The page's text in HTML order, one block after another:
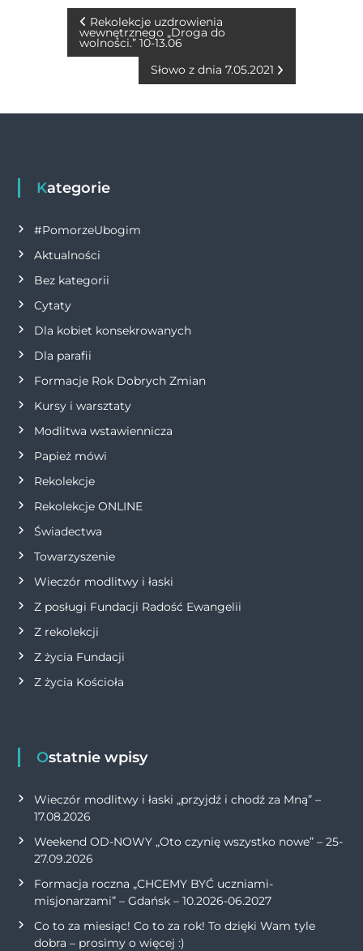
b
o
n
g
er
r
A
p
k
N
a
c
j
a
w
p
i
s
u
Rekolekcje uzdrowienia
wewnętrznego „Droga do
wolności.” 10-13.06
Słowo z dnia 7.05.2021
Kategorie
#PomorzeUbogim
Aktualności
Bez kategorii
Cytaty
Dla kobiet konsekrowanych
Dla parafii
Formacje Rok Dobrych Zmian
Kursy i warsztaty
Modlitwa wstawiennicza
Papież mówi
Rekolekcje
Rekolekcje ONLINE
Świadectwa
Towarzyszenie
Wieczór modlitwy i łaski
Z posługi Fundacji Radość Ewangelii
Z rekolekcji
Z życia Fundacji
Z życia Kościoła
Ostatnie wpisy
Wieczór modlitwy i łaski „przyjdź i chodź za Mną” –
17.08.2026
Weekend OD-NOWY „Oto czynię wszystko nowe” – 25-
27.09.2026
Formacja roczna „CHCEMY BYĆ uczniami-
misjonarzami” – Gdańsk – 10.2026-06.2027
Co to za miesiąc! Co to za rok! To dzięki Wam tyle
dobra – prosimy o więcej :)